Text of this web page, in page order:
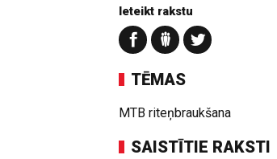
Ieteikt rakstu
TĒMAS
MTB riteņbraukšana
SAISTĪTIE RAKSTI